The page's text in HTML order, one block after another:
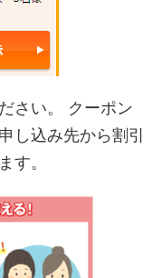
さい。 クーポン
し込み先から割引
す。